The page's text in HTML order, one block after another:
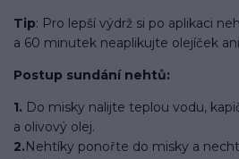
Tip: Pro lepší výdrž si po aplikaci
a 60 minutek neaplikujte olejíček
Postup sundání nehtů:
1. Do misky nalijte teplou vodu,
a olivový olej.
2.Nehtíky ponořte do misky a